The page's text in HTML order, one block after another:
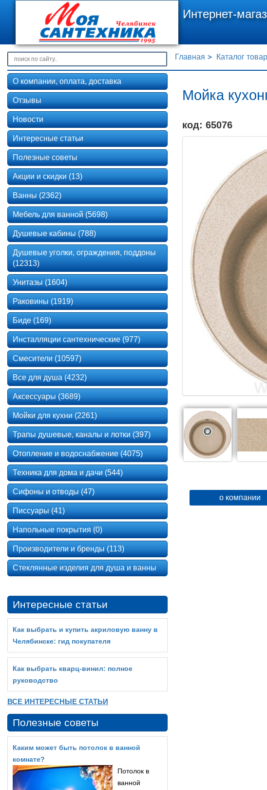
Интернет-
Главная Каталог
Мойка
код: 65076
о компании
О компании, оплата, доставка
Отзывы
Новости
Интересные статьи
Полезные советы
Акции и скидки (13)
Ванны (2362)
Мебель для ванной (5698)
Душевые кабины (788)
Душевые уголки, ограждения, поддоны
(12313)
Унитазы (1604)
Раковины (1919)
Биде (169)
Инсталляции сантехнические (977)
Смесители (10597)
Все для душа (4232)
Аксессуары (3689)
Мойки для кухни (2261)
Трапы душевые, каналы и лотки (397)
Отопление и водоснабжение (4075)
Техника для дома и дачи (544)
Сифоны и отводы (47)
Писсуары (41)
Напольные покрытия (0)
Производители и бренды (113)
Стеклянные изделия для душа и ванны
Интересные статьи
Как выбрать и купить акриловую ванну в
Челябинске: гид покупателя
Как выбрать кварц‑винил: полное
руководство
ВСЕ ИНТЕРЕСНЫЕ СТАТЬИ
Полезные советы
Каким может быть потолок в ванной
комнате?
Потолок в
ванной